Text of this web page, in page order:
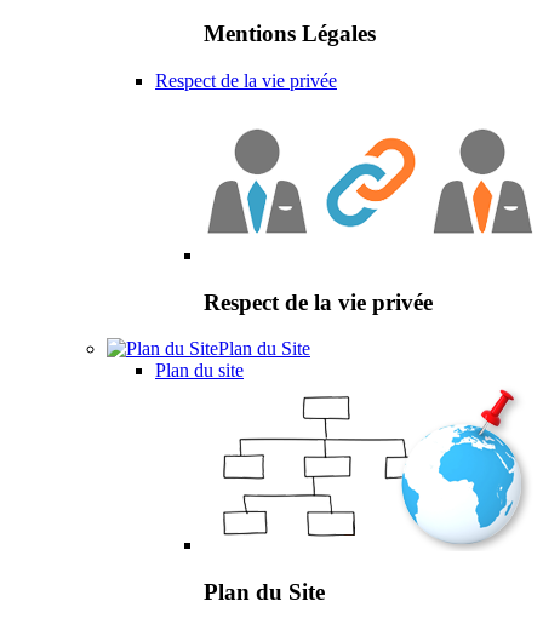
Mentions Légales
Respect de la vie privée
Respect de la vie privée
Plan du Site
Plan du site
Plan du Site